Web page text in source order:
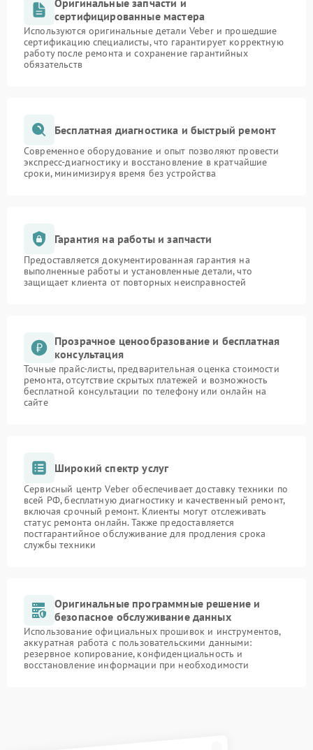
Оригинальные запчасти и
сертифицированные мастера
Используются оригинальные детали Veber и прошедшие
сертификацию специалисты, что гарантирует корректную
работу после ремонта и сохранение гарантийных
обязательств
Бесплатная диагностика и быстрый ремонт
Современное оборудование и опыт позволяют провести
экспресс-диагностику и восстановление в кратчайшие
сроки, минимизируя время без устройства
Гарантия на работы и запчасти
Предоставляется документированная гарантия на
выполненные работы и установленные детали, что
защищает клиента от повторных неисправностей
Прозрачное ценообразование и бесплатная
консультация
Точные прайс-листы, предварительная оценка стоимости
ремонта, отсутствие скрытых платежей и возможность
бесплатной консультации по телефону или онлайн на
сайте
Широкий спектр услуг
Сервисный центр Veber обеспечивает доставку техники по
всей РФ, бесплатную диагностику и качественный ремонт,
включая срочный ремонт. Клиенты могут отслеживать
статус ремонта онлайн. Также предоставляется
постгарантийное обслуживание для продления срока
службы техники
Оригинальные программные решение и
безопасное обслуживание данных
Использование официальных прошивок и инструментов,
аккуратная работа с пользовательскими данными:
резервное копирование, конфиденциальность и
восстановление информации при необходимости